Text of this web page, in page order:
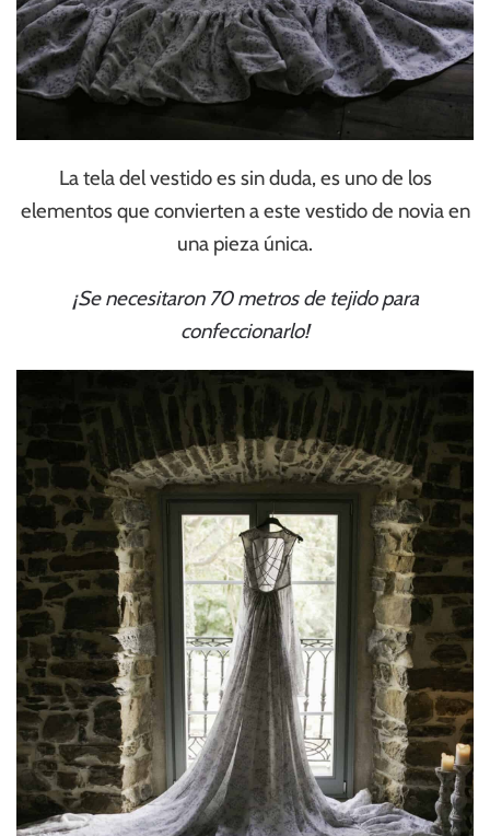
La tela del vestido es sin duda, es uno de los
elementos que convierten a este vestido de novia en
una pieza única.
¡Se necesitaron 70 metros de tejido para
confeccionarlo!